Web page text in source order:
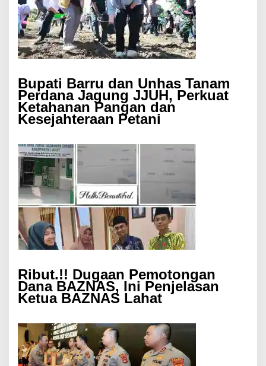
Bupati Barru dan Unhas Tanam
Perdana Jagung JJUH, Perkuat
Ketahanan Pangan dan
Kesejahteraan Petani
Ribut.!! Dugaan Pemotongan
Dana BAZNAS, Ini Penjelasan
Ketua BAZNAS Lahat